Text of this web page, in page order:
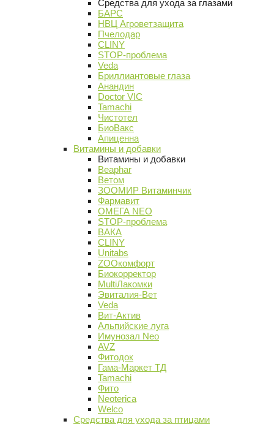
Средства для ухода за глазами
БАРС
НВЦ Агроветзащита
Пчелодар
CLINY
STOP-проблема
Veda
Бриллиантовые глаза
Анандин
Doctor VIC
Tamachi
Чистотел
БиоВакс
Апиценна
Витамины и добавки
Витамины и добавки
Beaphar
Ветом
ЗООМИР Витаминчик
Фармавит
ОМЕГА NEO
STOP-проблема
ВАКА
CLINY
Unitabs
ZOOкомфорт
Биокорректор
MultiЛакомки
Эвиталия-Вет
Veda
Вит-Актив
Альпийские луга
Имунозал Neo
AVZ
Фитодок
Гама-Маркет ТД
Tamachi
Фито
Neoterica
Welco
Средства для ухода за птицами